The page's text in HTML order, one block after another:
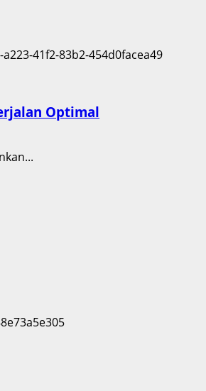
Optimal